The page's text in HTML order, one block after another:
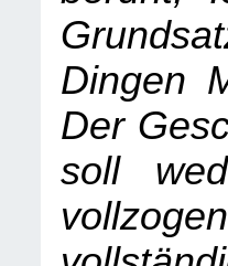
Dingen
Der
soll